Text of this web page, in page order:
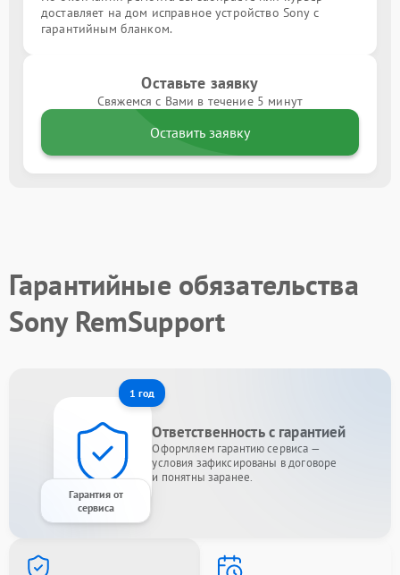
доставляет на дом исправное устройство Sony с
гарантийным бланком.
Оставьте заявку
Свяжемся с Вами в течение 5 минут
Оставить заявку
Гарантийные обязательства
Sony RemSupport
1 год
Гарантия от
сервиса
Ответственность с гарантией
Оформляем гарантию сервиса —
условия зафиксированы в договоре
и понятны заранее.